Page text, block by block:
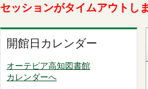
セッションがタイムアウトし
開館日カレンダー
オーテピア高知図書館
カレンダーへ